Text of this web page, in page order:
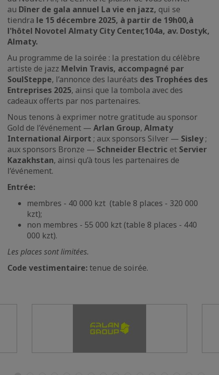
au Dîner de gala annuel La vie en jazz, qui se
tiendra le 15 décembre 2025, à partir de 19h00,à
l'hôtel Novotel Almaty City Center,104a, av. Dostyk,
Almaty.
Au programme de la soirée : la prestation du célèbre
artiste de jazz Melvin Travis, accompagné par
SoulSteppe, l’annonce des lauréats des Trophées des
Entreprises 2025, ainsi que la tombola avec des
cadeaux offerts par nos partenaires.
Nous tenons à exprimer notre gratitude au sponsor
Gold de l’événement — Arlan Group, Almaty
International Airport ; aux sponsors Silver — Sisley;
aux sponsors Bronze — Schneider Electric et Servier
Kazakhstan, ainsi qu’à tous les partenaires de
l’événement.
Entrée:
membres - 40 000 kzt (table 8 places - 320 000
kzt);
non membres - 55 000 kzt (table 8 places - 440
000 kzt).
Les places sont limitées.
Code vestimentaire:tenue de soirée.